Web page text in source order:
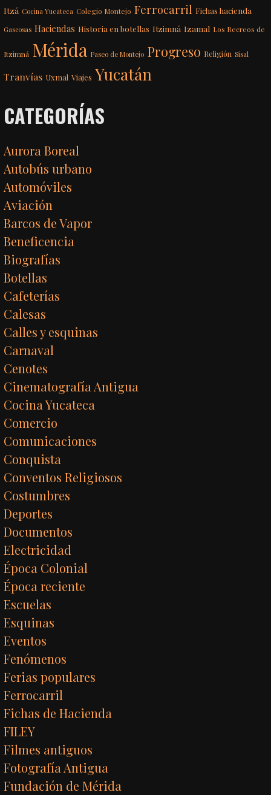
Itzá Cocina Yucateca Colegio Montejo Ferrocarril Fichas hacienda
Gaseosas Haciendas Historia en botellas Itzimná Izamal Los Recreos de
Itzimná Mérida Paseo de Montejo Progreso Religión Sisal
Tranvías Uxmal Viajes Yucatán
CATEGORÍAS
Aurora Boreal
Autobús urbano
Automóviles
Aviación
Barcos de Vapor
Beneficencia
Biografías
Botellas
Cafeterías
Calesas
Calles y esquinas
Carnaval
Cenotes
Cinematografía Antigua
Cocina Yucateca
Comercio
Comunicaciones
Conquista
Conventos Religiosos
Costumbres
Deportes
Documentos
Electricidad
Época Colonial
Época reciente
Escuelas
Esquinas
Eventos
Fenómenos
Ferias populares
Ferrocarril
Fichas de Hacienda
FILEY
Filmes antiguos
Fotografía Antigua
Fundación de Mérida